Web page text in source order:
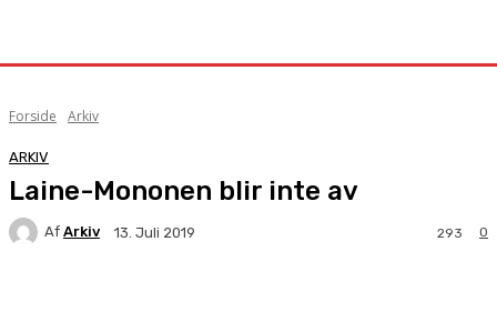
Forside Arkiv
ARKIV
Laine-Mononen blir inte av
Af Arkiv 13. Juli 2019 0
293